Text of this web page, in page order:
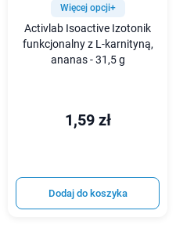
Więcej opcji+
Activlab Isoactive Izotonik
funkcjonalny z L-karnityną,
ananas - 31,5 g
1,59 zł
Dodaj do koszyka